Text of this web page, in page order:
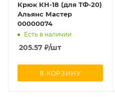
Крюк КН-18 (для ТФ-20)
Альянс Мастер
00000074
Есть в наличии
205.57 ₽/шт
В КОРЗИНУ